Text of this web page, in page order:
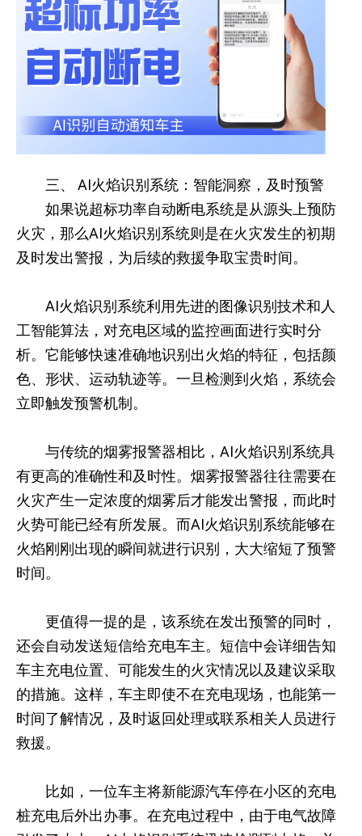
三、 AI火焰识别系统：智能洞察，及时预警
如果说超标功率自动断电系统是从源头上预防
火灾，那么AI火焰识别系统则是在火灾发生的初期
及时发出警报，为后续的救援争取宝贵时间。
AI火焰识别系统利用先进的图像识别技术和人
工智能算法，对充电区域的监控画面进行实时分
析。它能够快速准确地识别出火焰的特征，包括颜
色、形状、运动轨迹等。一旦检测到火焰，系统会
立即触发预警机制。
与传统的烟雾报警器相比，AI火焰识别系统具
有更高的准确性和及时性。烟雾报警器往往需要在
火灾产生一定浓度的烟雾后才能发出警报，而此时
火势可能已经有所发展。而AI火焰识别系统能够在
火焰刚刚出现的瞬间就进行识别，大大缩短了预警
时间。
更值得一提的是，该系统在发出预警的同时，
还会自动发送短信给充电车主。短信中会详细告知
车主充电位置、可能发生的火灾情况以及建议采取
的措施。这样，车主即使不在充电现场，也能第一
时间了解情况，及时返回处理或联系相关人员进行
救援。
比如，一位车主将新能源汽车停在小区的充电
桩充电后外出办事。在充电过程中，由于电气故障